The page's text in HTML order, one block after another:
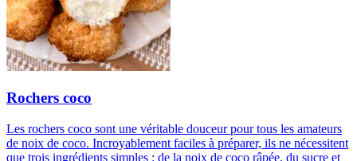
Rochers coco
Les rochers coco sont une véritable douceur pour tous les amateurs
de noix de coco. Incroyablement faciles à préparer, ils ne nécessitent
que trois ingrédients simples : de la noix de coco râpée, du sucre et